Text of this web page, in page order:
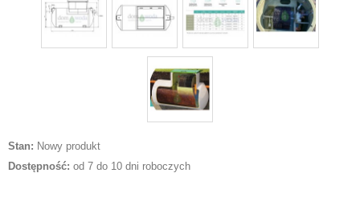
Stan: Nowy produkt
Dostępność: od 7 do 10 dni roboczych